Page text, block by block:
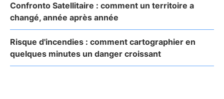
Confronto Satellitaire : comment un territoire a
changé, année après année
Risque d'incendies : comment cartographier en
quelques minutes un danger croissant